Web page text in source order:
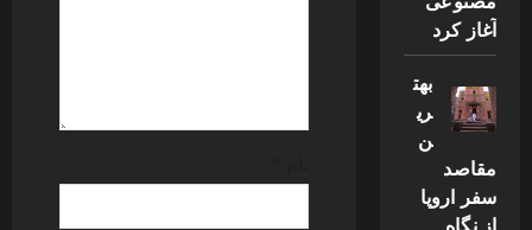
آغاز کرد
بهت
ری
ن
مقاصد
سفر اروپا